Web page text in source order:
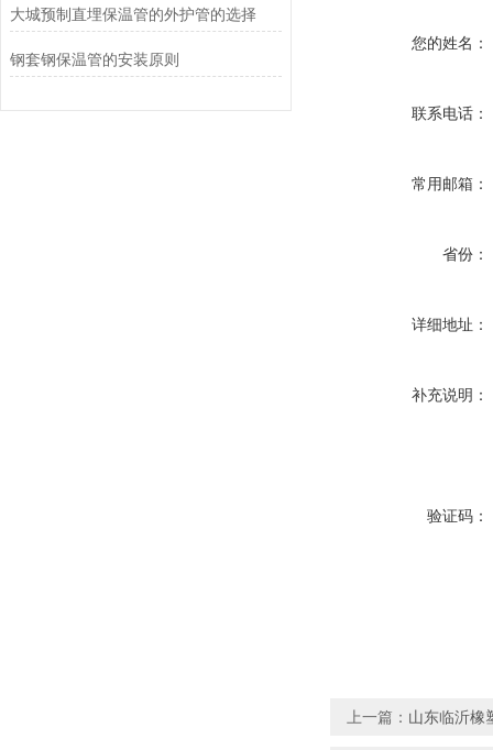
大城预制直埋保温管的外护管的选择
钢套钢保温管的安装原则
您的姓名：
联系电话：
常用邮箱：
省份：
详细地址：
补充说明：
验证码：
上一篇： 山东临沂橡